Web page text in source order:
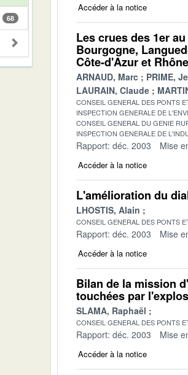
68
Accéder à la notice
Les crues des 1er
Bourgogne,
Côte-d'Azur et
ARNAUD, Marc PRIME,
LAURAIN, Claude
CONSEIL GENERAL DES PONTS
INSPECTION GENERALE DE
CONSEIL GENERAL DU GENIE
INSPECTION GENERALE DE
Rapport: déc. 2003 Mise
Accéder à la notice
L'amélioration du
LHOSTIS, Alain
CONSEIL GENERAL DES PONTS
Rapport: déc. 2003 Mise
Accéder à la notice
Bilan de la mission
touchées par
SLAMA, Raphaël
CONSEIL GENERAL DES PONTS
Rapport: déc. 2003 Mise
Accéder à la notice